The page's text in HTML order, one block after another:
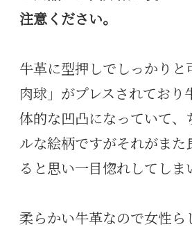
注意ください。
牛革に型押しでしっかりと
肉球」がプレスされており
体的な凹凸になっていて、
ルな絵柄ですがそれがまた
ると思い一目惚れしてしま
柔らかい牛革なので女性ら